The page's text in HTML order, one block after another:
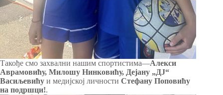
Такође смо захвални нашим спортистима—Алекси
Аврамовићу, Милошу Нинковићу, Дејану „ДЈ“
Васиљевићу и медијској личности Стефану Поповићу
на подршци!.